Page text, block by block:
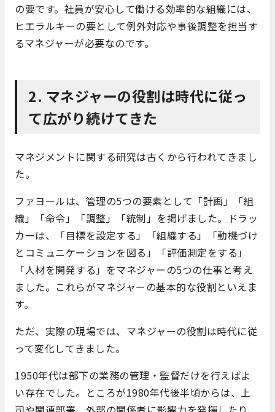
の要です。社員が安心して働ける効率的な組織には、
ヒエラルキーの要として例外対応や事後調整を担当す
るマネジャーが必要なのです。
2. マネジャーの役割は時代に従っ
て広がり続けてきた
マネジメントに関する研究は古くから行われてきまし
た。
ファヨールは、管理の5つの要素として「計画」「組
織」「命令」「調整」「統制」を掲げました。ドラッ
カーは、「目標を設定する」「組織する」「動機づけ
とコミュニケーションを図る」「評価測定をする」
「人材を開発する」をマネジャーの5つの仕事と考え
ました。これらがマネジャーの基本的な役割といえま
す。
ただ、実際の現場では、マネジャーの役割は時代に従
って変化してきました。
1950年代は部下の業務の管理・監督だけを行えばよ
い存在でした。ところが1980年代後半頃からは、上